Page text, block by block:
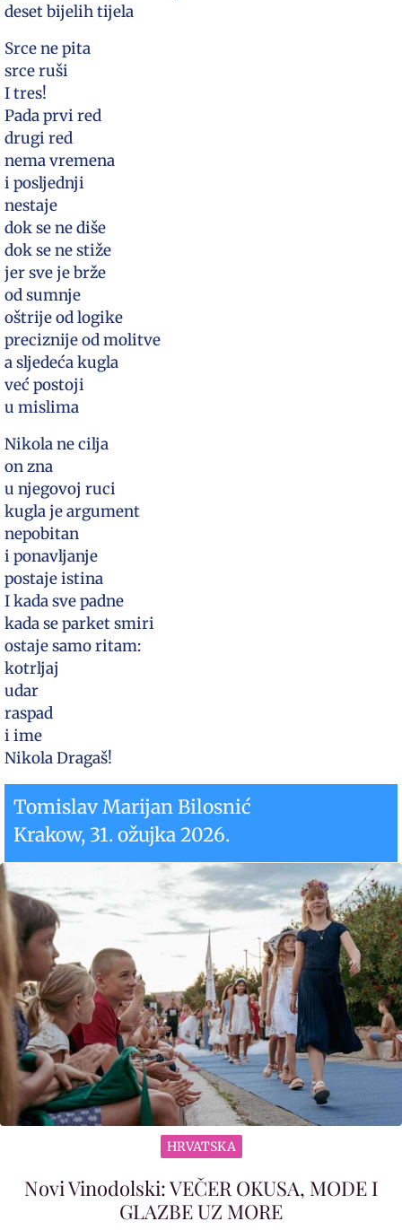
deset bijelih tijela
Srce ne pita
srce ruši
I tres!
Pada prvi red
drugi red
nema vremena
i posljednji
nestaje
dok se ne diše
dok se ne stiže
jer sve je brže
od sumnje
oštrije od logike
preciznije od molitve
a sljedeća kugla
već postoji
u mislima
Nikola ne cilja
on zna
u njegovoj ruci
kugla je argument
nepobitan
i ponavljanje
postaje istina
I kada sve padne
kada se parket smiri
ostaje samo ritam:
kotrljaj
udar
raspad
i ime
Nikola Dragaš!
Tomislav Marijan Bilosnić
Krakow, 31. ožujka 2026.
HRVATSKA
Novi Vinodolski: VEČER OKUSA, MODE I
GLAZBE UZ MORE